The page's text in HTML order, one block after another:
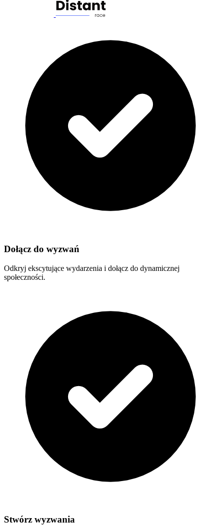
Dołącz do wyzwań
Odkryj ekscytujące wydarzenia i dołącz do dynamicznej
społeczności.
Stwórz wyzwania